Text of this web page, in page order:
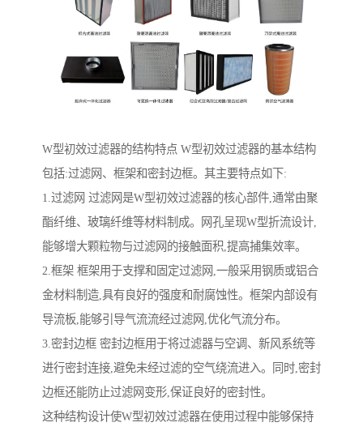
W型初效过滤器的结构特点 W型初效过滤器的基本结构
包括:过滤网、框架和密封边框。其主要特点如下:
1.过滤网 过滤网是W型初效过滤器的核心部件,通常由聚
酯纤维、玻璃纤维等材料制成。网孔呈现W型折流设计,
能够增大颗粒物与过滤网的接触面积,提高捕集效率。
2.框架 框架用于支撑和固定过滤网,一般采用钢质或铝合
金材料制造,具有良好的强度和耐腐蚀性。框架内部设有
导流板,能够引导气流流经过滤网,优化气流分布。
3.密封边框 密封边框用于将过滤器与空调、新风系统等
进行密封连接,避免未经过滤的空气绕流进入。同时,密封
边框还能防止过滤网变形,保证良好的密封性。
这种结构设计使W型初效过滤器在使用过程中能够保持